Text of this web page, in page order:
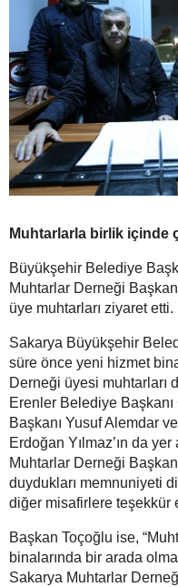
Muhtarlarla birlik içinde
Büyükşehir Belediye
Muhtarlar Derneği
üye muhtarları ziyaret etti.
Sakarya Büyükşehir
süre önce yeni hizmet
Derneği üyesi muhtarları
Erenler Belediye
Başkanı Yusuf Alemdar
Erdoğan Yılmaz’ın da
Muhtarlar Derneği
duydukları memnuniyeti
diğer misafirlere teşekkür
Başkan Toçoğlu ise,
binalarında bir arada
Sakarya Muhtarlar